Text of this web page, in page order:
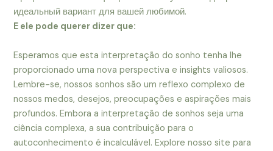
идеальный вариант для вашей любимой.
E ele pode querer dizer que:
Esperamos que esta interpretação do sonho tenha lhe
proporcionado uma nova perspectiva e insights valiosos.
Lembre-se, nossos sonhos são um reflexo complexo de
nossos medos, desejos, preocupações e aspirações mais
profundos. Embora a interpretação de sonhos seja uma
ciência complexa, a sua contribuição para o
autoconhecimento é incalculável. Explore nosso site para